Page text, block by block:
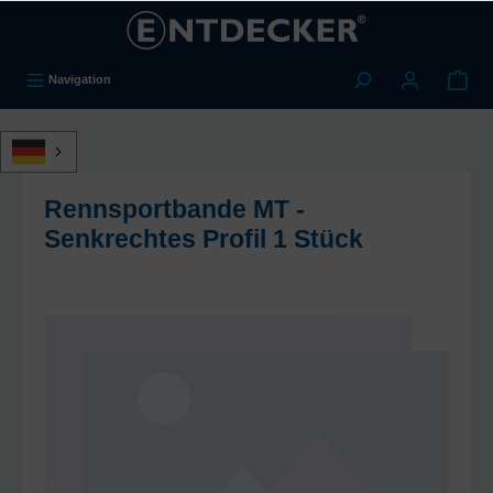
Navigation
Rennsportbande MT -
Senkrechtes Profil 1 Stück